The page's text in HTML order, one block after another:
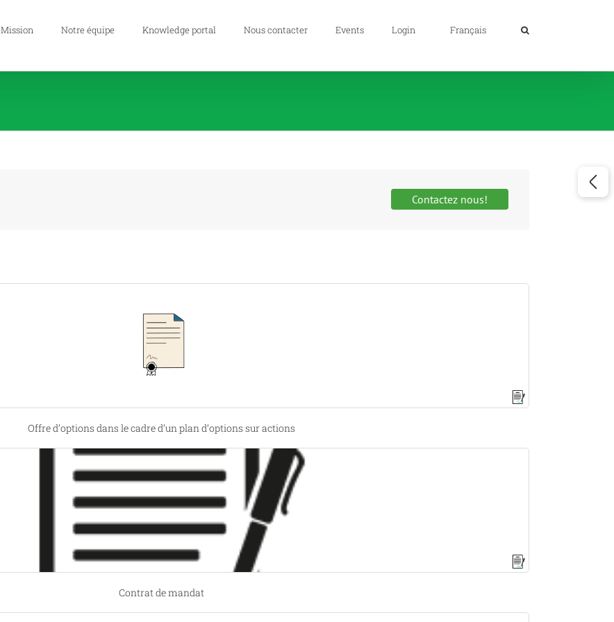
Mission Notre équipe Knowledge portal Nous contacter Events Login Français
Contactez nous!
Offre d’options dans le cadre d’un plan d’options sur actions
Contrat de mandat